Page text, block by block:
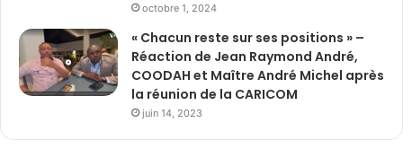
octobre 1, 2024
« Chacun reste sur ses positions » –
Réaction de Jean Raymond André,
COODAH et Maître André Michel après
la réunion de la CARICOM
juin 14, 2023